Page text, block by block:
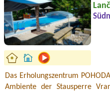
Das Erholungszentrum
Ambiente der Stausperre